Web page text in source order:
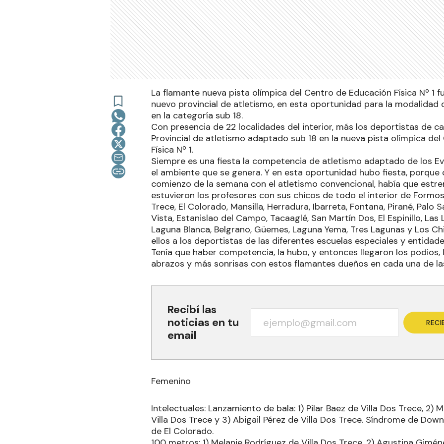
La flamante nueva pista olímpica del Centro de Educación Física Nº 1
nuevo provincial de atletismo, en esta oportunidad para la
en la categoría sub 18.
Con presencia de 22 localidades del interior, más los deportistas de
Provincial de atletismo adaptado sub 18 en la nueva pista olímpica
Física Nº 1.
Siempre es una fiesta la competencia de atletismo adaptado de los
el ambiente que se genera. Y en esta oportunidad hubo fiesta,
comienzo de la semana con el atletismo convencional, había que
estuvieron los profesores con sus chicos de todo el interior de
Trece, El Colorado, Mansilla, Herradura, Ibarreta, Fontana, Pirané, Palo
Vista, Estanislao del Campo, Tacaaglé, San Martín Dos, El Espinillo, Las
Laguna Blanca, Belgrano, Güemes, Laguna Yema, Tres Lagunas y Los
ellos a los deportistas de las diferentes escuelas especiales y
Tenía que haber competencia, la hubo, y entonces llegaron los podios,
abrazos y más sonrisas con estos flamantes dueños en cada una de
Recibí las
noticias en tu
email
Femenino
Intelectuales: Lanzamiento de bala: 1) Pilar Baez de Villa Dos Trece, 2)
Villa Dos Trece y 3) Abigail Pérez de Villa Dos Trece. Síndrome de
de El Colorado.